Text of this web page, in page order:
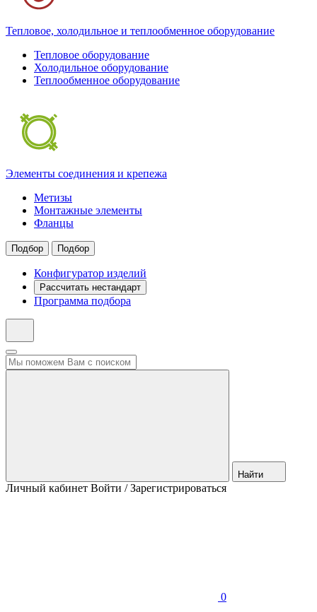
Тепловое, холодильное и теплообменное оборудование
Тепловое оборудование
Холодильное оборудование
Теплообменное оборудование
Элементы соединения и крепежа
Метизы
Монтажные элементы
Фланцы
Подбор Подбор
Конфигуратор изделий
Рассчитать нестандарт
Программа подбора
Найти
Личный кабинет Войти / Зарегистрироваться
0